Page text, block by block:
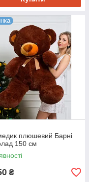
плюшевий Барні
150 см
₴